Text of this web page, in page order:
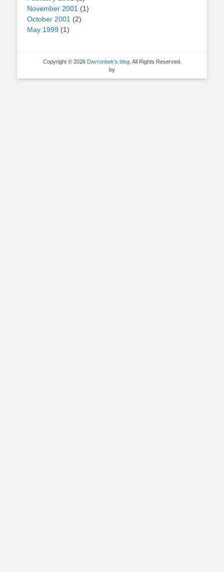
November 2001 (1)
October 2001 (2)
May 1999 (1)
Copyright © 2026 Davronbek's blog. All Rights Reserved.
by